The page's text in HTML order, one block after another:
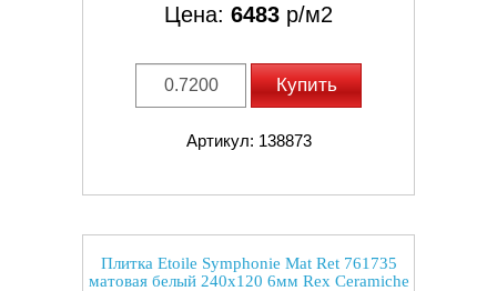
Цена: 6483 р/м2
Купить
Артикул: 138873
Плитка Etoile Symphonie Mat Ret 761735
матовая белый 240x120 6мм Rex Ceramiche